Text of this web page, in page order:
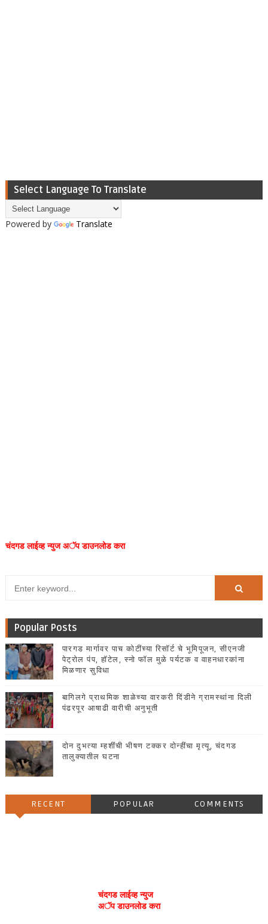
Select Language To Translate
Powered by Translate
चंदगड लाईव्ह न्युज अॅप डाउनलोड करा
Popular Posts
पारगड मार्गावर पाच कोटींच्या रिसॉर्ट चे भूमिपूजन, सीएनजी
पेट्रोल पंप, हॉटेल, स्नो फॉल मुळे पर्यटक व वाहनधारकांना
मिळणार सुविधा
बागिलगे प्राथमिक शाळेच्या वारकरी दिंडीने ग्रामस्थांना दिली
पंढरपूर आषाढी वारीची अनुभूती
दोन दुभत्या म्हशींची भीषण टक्कर दोन्हींचा मृत्यू, चंदगड
तालुक्यातील घटना
RECENT POPULAR COMMENTS
चंदगड लाईव्ह न्युज
अॅप डाउनलोड करा